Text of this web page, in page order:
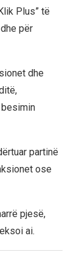
Plus” të
për
dhe
partinë
ose
pjesë,
ai.